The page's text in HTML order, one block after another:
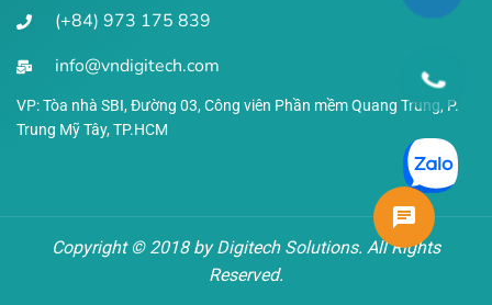
(+84) 973 175 839
info@vndigitech.com
VP: Tòa nhà SBI, Đường 03, Công viên Phần mềm Quang Trung, P.
Trung Mỹ Tây, TP.HCM
Copyright © 2018 by Digitech Solutions. All Rights
Reserved.